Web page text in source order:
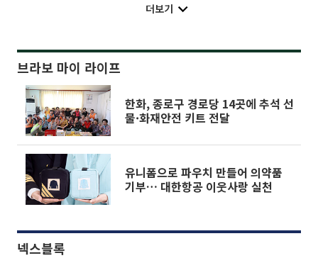
더보기
브라보 마이 라이프
한화, 종로구 경로당 14곳에 추석 선
물·화재안전 키트 전달
유니폼으로 파우치 만들어 의약품
기부… 대한항공 이웃사랑 실천
넥스블록